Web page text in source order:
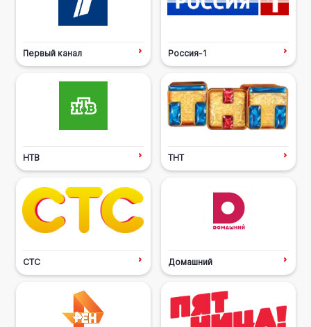
Первый канал Россия-1
НТВ ТНТ
СТС Домашний